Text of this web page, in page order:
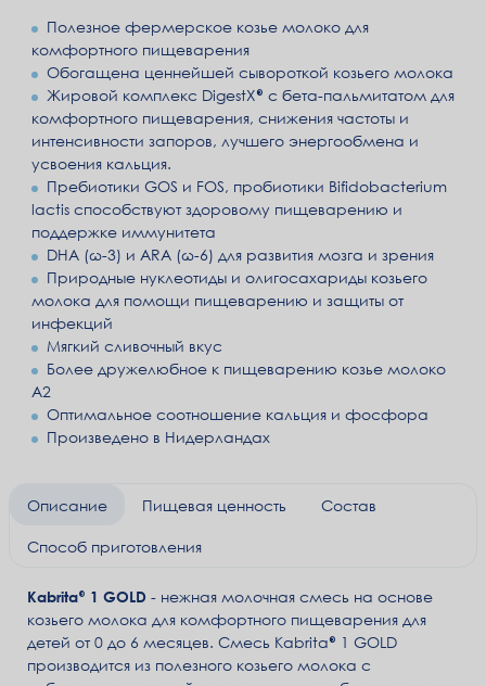
Полезное фермерское козье молоко для
комфортного пищеварения
Обогащена ценнейшей сывороткой козьего молока
Жировой комплекс DigestX® с бета-пальмитатом для
комфортного пищеварения, снижения частоты и
интенсивности запоров, лучшего энергообмена и
усвоения кальция.
Пребиотики GOS и FOS, пробиотики Bifidobacterium
lactis способствуют здоровому пищеварению и
поддержке иммунитета
DHA (ω-3) и ARA (ω-6) для развития мозга и зрения
Природные нуклеотиды и олигосахариды козьего
молока для помощи пищеварению и защиты от
инфекций
Мягкий сливочный вкус
Более дружелюбное к пищеварению козье молоко
А2
Оптимальное соотношение кальция и фосфора
Произведено в Нидерландах
Описание Пищевая ценность Состав
Способ приготовления
Kabrita® 1 GOLD - нежная молочная смесь на основе
козьего молока для комфортного пищеварения для
детей от 0 до 6 месяцев. Смесь Kabrita® 1 GOLD
производится из полезного козьего молока с